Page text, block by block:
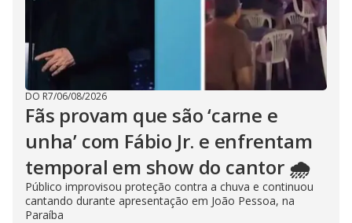
DO R7/06/08/2026
Fãs provam que são ‘carne e
unha’ com Fábio Jr. e enfrentam
temporal em show do cantor 🌧️
Público improvisou proteção contra a chuva e continuou
cantando durante apresentação em João Pessoa, na
Paraíba